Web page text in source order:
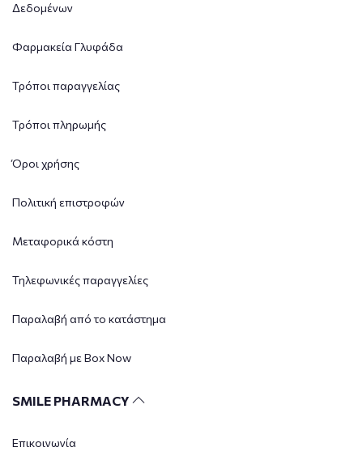
Δεδομένων
Φαρμακεία Γλυφάδα
Τρόποι παραγγελίας
Τρόποι πληρωμής
Όροι χρήσης
Πολιτική επιστροφών
Μεταφορικά κόστη
Τηλεφωνικές παραγγελίες
Παραλαβή από το κατάστημα
Παραλαβή με Box Now
SMILE PHARMACY
Επικοινωνία